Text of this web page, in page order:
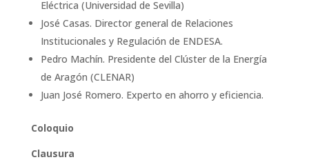
Eléctrica (Universidad de Sevilla)
José Casas. Director general de Relaciones
Institucionales y Regulación de ENDESA.
Pedro Machín. Presidente del Clúster de la Energía
de Aragón (CLENAR)
Juan José Romero. Experto en ahorro y eficiencia.
Coloquio
Clausura